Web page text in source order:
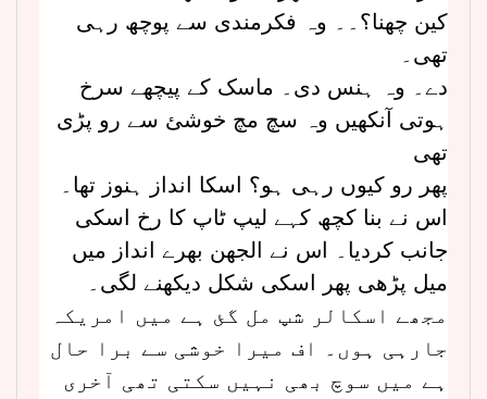
کین چھنا؟۔۔ وہ فکرمندی سے پوچھ رہی
تھی۔
دے۔ وہ ہنس دی۔ ماسک کے پیچھے سرخ
ہوتی آنکھیں وہ سچ مچ خوشئ سے رو پڑی
تھی
پھر رو کیوں رہی ہو؟ اسکا انداز ہنوز تھا۔
اس نے بنا کچھ کہے لیپ ٹاپ کا رخ اسکی
جانب کردیا۔ اس نے الجھن بھرے انداز میں
میل پڑھی پھر اسکی شکل دیکھنے لگی۔
مجھے اسکالر شپ مل گئ ہے میں امریکہ
جارہی ہوں۔ اف میرا خوشی سے برا حال
ہے میں سوچ بھی نہیں سکتی تھی آخری